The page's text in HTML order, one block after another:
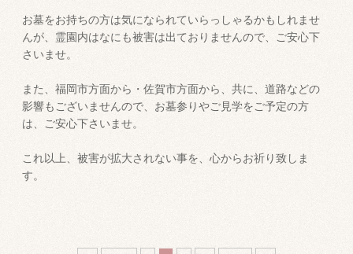
お墓をお持ちの方は気になられていらっしゃるかもしれませ
んが、霊園内はなにも被害は出ておりませんので、ご安心下
さいませ。
また、福岡市方面から・佐賀市方面から、共に、道路などの
影響もございませんので、お墓参りやご見学をご予定の方
は、ご安心下さいませ。
これ以上、被害が拡大されない事を、心からお祈り致しま
す。